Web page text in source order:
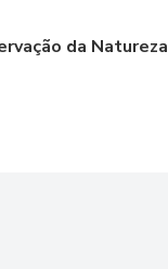
da Natureza